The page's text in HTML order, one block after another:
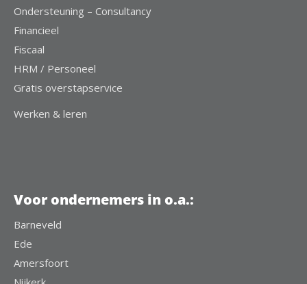
Ondersteuning – Consultancy
Financieel
Fiscaal
HRM / Personeel
Gratis overstapservice
Werken & leren
Voor ondernemers in o.a.:
Barneveld
Ede
Amersfoort